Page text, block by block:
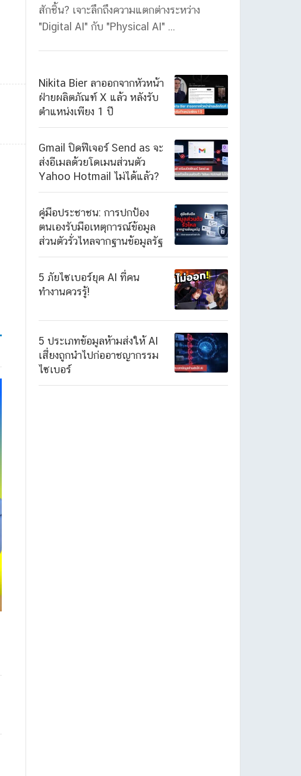
สักชิ้น? เจาะลึกถึงความแตกต่างระหว่าง
"Digital AI" กับ "Physical AI" ...
Nikita Bier ลาออกจากหัวหน้า
ฝ่ายผลิตภัณฑ์ X แล้ว หลังรับ
ตำแหน่งเพียง 1 ปี
Gmail ปิดฟีเจอร์ Send as จะ
ส่งอีเมลด้วยโดเมนส่วนตัว
Yahoo Hotmail ไม่ได้แล้ว?
คู่มือประชาชน: การปกป้อง
ตนเองรับมือเหตุการณ์ข้อมูล
ส่วนตัวรั่วไหลจากฐานข้อมูลรัฐ
5 ภัยไซเบอร์ยุค AI ที่คน
ทำงานควรรู้!
5 ประเภทข้อมูลห้ามส่งให้ AI
เสี่ยงถูกนำไปก่ออาชญากรรม
ไซเบอร์